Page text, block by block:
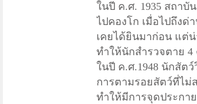
ในปี ค.ศ. 1935 สถาบั
ไปคองโก เมื่อไปถึง
เคยได้ยินมาก่อน แต่
ทำให้นักสำรวจตาย 4
ในปี ค.ศ.1948 นักสัต
การตามรอยสัตว์ที่ไม่
ทำให้มีการจุดประกา